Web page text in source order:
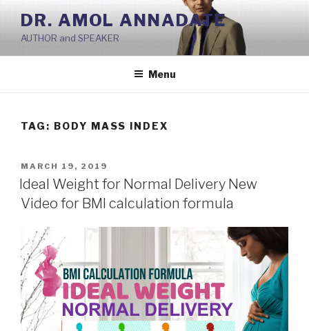
Skip
content
DR. AMOL ANNADATE
AUTHOR and SPEAKER
Menu
TAG: BODY MASS INDEX
POSTED
ON
MARCH 19, 2019
Ideal Weight for Normal Delivery New
Video for BMI calculation formula